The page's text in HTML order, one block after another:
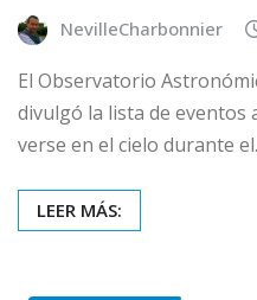
NevilleCharbonnier
El Observatorio
divulgó la lista de
verse en el cielo durante
LEER MÁS: